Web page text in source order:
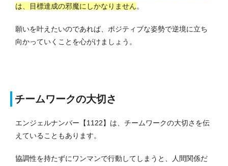
は、目標達成の邪魔にしかなりません。
願いを叶えたいのであれば、ポジティブな姿勢で逆境に立ち
向かっていくことを心がけましょう。
チームワークの大切さ
エンジェルナンバー【1122】は、チームワークの大切さを伝
えていることもあります。
協調性を持たずにワンマンで行動してしまうと、人間関係だ